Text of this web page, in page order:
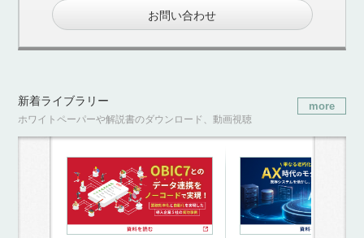
お問い合わせ
新着ライブラリー
ホワイトペーパーや解説書のダウンロード、動画視聴
more